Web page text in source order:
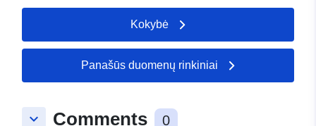
Kokybė
Panašūs duomenų rinkiniai
keyboard_arrow_down Comments 0